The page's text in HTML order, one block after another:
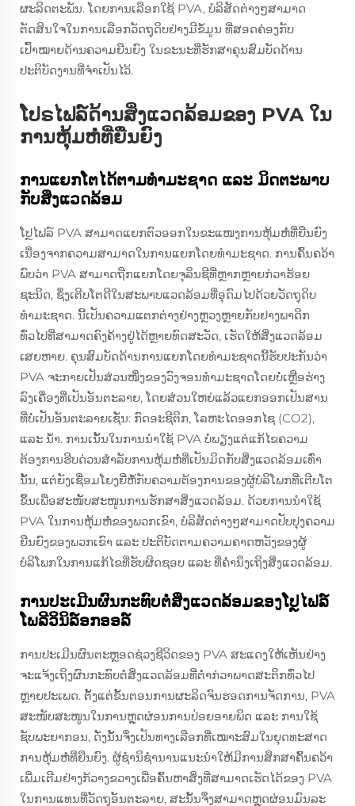
ຜະລິດຕະພັນ. ໂດຍການເລືອກໃຊ້ PVA, ບໍລິສັດຕ່າງໆສາມາດ
ຕັດສິນໃຈໃນການເລືອກວັດຖຸດິບຢ່າງມີຂໍ້ມູນ ທີ່ສອດຄ່ອງກັບ
ເປົ້າໝາຍດ້ານຄວາມຍືນຍົງ ໃນຂະນະທີ່ຮັກສາຄຸນສົມບັດດ້ານ
ປະຕິບັດງານທີ່ຈຳເປັນໄວ້.
ໂປຣໄຟລ໌ດ້ານສິ່ງແວດລ້ອມຂອງ PVA ໃນ
ການຫຸ້ມຫໍ່ທີ່ຍືນຍົງ
ການແຍກໂຕໄດ້ຕາມທຳມະຊາດ ແລະ ມິດຕະພາບ
ກັບສິ່ງແວດລ້ອມ
ໂປຼໄຟລ໌ PVA ສາມາດແຍກຕົວອອກໃນຂະແໜງການຫຸ້ມຫໍ່ທີ່ຍືນຍົງ
ເນື່ອງຈາກຄວາມສາມາດໃນການແຍກໂດຍທຳມະຊາດ. ການຄົ້ນຄວ້າ
ພົບວ່າ PVA ສາມາດຖືກແຍກໂດຍຈຸລິນຊີທີ່ຫຼາກຫຼາຍກ່ວາຮ້ອຍ
ຊະນິດ, ຊຶ່ງເຕີບໂຕດີໃນສະພາບແວດລ້ອມທີ່ອຸດົມໄປດ້ວຍວັດຖຸດິບ
ທຳມະຊາດ. ນີ້ເປັນຄວາມແຕກຕ່າງຢ່າງຫຼວງຫຼາຍກັບຢາງພາດິກ
ທົ່ວໄປທີ່ສາມາດຄົງຄ້າງຢູ່ໄດ້ຫຼາຍທົດສະວັດ, ເຮັດໃຫ້ສິ່ງແວດລ້ອມ
ເສຍຫາຍ. ຄຸນສົມບັດດ້ານການແຍກໂດຍທຳມະຊາດນີ້ຮັບປະກັນວ່າ
PVA ຈະກາຍເປັນສ່ວນໜຶ່ງຂອງວົງຈອນທຳມະຊາດໂດຍບໍ່ເຫຼືອຮ່າງ
ລົງເຄື່ອງທີ່ເປັນອັນຕະລາຍ, ໂດຍສ່ວນໃຫຍ່ແລ້ວແຍກອອກເປັນສານ
ທີ່ບໍ່ເປັນອັນຕະລາຍເຊັ່ນ: ກົດອະຊີຕິກ, ໂລຫະໄດອອກໄຊ (CO2),
ແລະ ນ້ຳ. ການເນັ້ນໃນການນຳໃຊ້ PVA ບໍ່ພຽງແຕ່ແກ້ໄຂຄວາມ
ຕ້ອງການຮີບດ່ວນສຳລັບການຫຸ້ມຫໍ່ທີ່ເປັນມິດກັບສິ່ງແວດລ້ອມເທົ່າ
ນັ້ນ, ແຕ່ຍັງເຊື່ອມໂຍງຍີ່ຫໍ້ກັບຄວາມຕ້ອງການຂອງຜູ້ບໍລິໂພກທີ່ເຕີບໂຕ
ຂຶ້ນເພື່ອສະໜັບສະໜູນການຮັກສາສິ່ງແວດລ້ອມ. ດ້ວຍການນຳໃຊ້
PVA ໃນການຫຸ້ມຫໍ່ຂອງພວກເຂົາ, ບໍລິສັດຕ່າງໆສາມາດປັບປຸງຄວາມ
ຍືນຍົງຂອງພວກເຂົາ ແລະ ປະຕິບັດຕາມຄວາມຄາດຫວັງຂອງຜູ້
ບໍລິໂພກໃນການແກ້ໄຂທີ່ຮັບຜິດຊອບ ແລະ ທີ່ຄຳນຶງເຖິງສິ່ງແວດລ້ອມ.
ການປະເມີນຜົນກະທົບຕໍ່ສິ່ງແວດລ້ອມຂອງໂປຼໄຟລ໌
ໂພລີວິນິລ໌ອກອອລ໌
ການປະເມີນຜົນຕະຫຼອດຊ່ວງຊີວິດຂອງ PVA ສະແດງໃຫ້ເຫັນຢ່າງ
ຈະແຈ້ງເຖິງຜົນກະທົບຕໍ່ສິ່ງແວດລ້ອມທີ່ຕ່ຳກ່ວາພາດສະຕິກທົ່ວໄປ
ຫຼາຍປະເພດ. ຕັ້ງແຕ່ຂັ້ນຕອນການຜະລິດຈົນຮອດການຈັດການ, PVA
ສະໜັບສະໜູນໃນການຫຼຸດຜ່ອນການປ່ອຍອາຍພິດ ແລະ ການໃຊ້
ຊັບພະຍາກອນ, ດັ່ງນັ້ນຈຶ່ງເປັນທາງເລືອກທີ່ເໝາະສົມໃນຍຸດທະສາດ
ການຫຸ້ມຫໍ່ທີ່ຍືນຍົງ. ຜູ້ຊໍານິຊໍານານແນະນໍາໃຫ້ມີການສຶກສາຄົ້ນຄວ້າ
ເພີ່ມເຕີມຢ່າງກ້ວາງຂວາງເພື່ອຄົ້ນຫາສິ່ງທີ່ສາມາດເຮັດໄດ້ຂອງ PVA
ໃນການແທນທີ່ວັດຖຸອັນຕະລາຍ, ສະນັ້ນຈຶ່ງສາມາດຫຼຸດຜ່ອນມົນລະ